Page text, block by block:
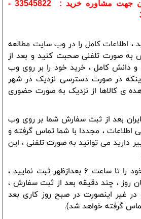
مرکز تماس بوش ایران جهت مشاوره خرید : 33545822 -